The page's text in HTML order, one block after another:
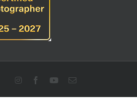
InstagramFacebookYouTube
E-